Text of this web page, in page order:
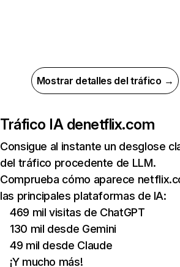
Mostrar detalles del tráfico →
Tráfico IA denetflix.com
Consigue al instante un desglose
del tráfico procedente de LLM.
Comprueba cómo aparece
las principales plataformas de IA:
469 mil visitas de ChatGPT
130 mil desde Gemini
49 mil desde Claude
¡Y mucho más!